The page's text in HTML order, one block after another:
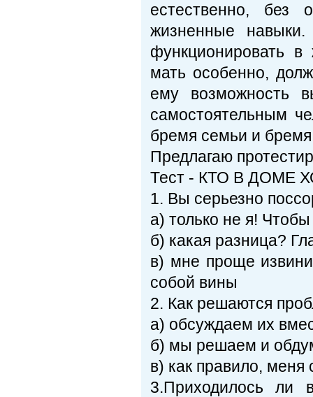
естественно, без
жизненные
функционировать
мать особенно,
ему возможность
самостоятельным
бремя семьи и
Предлагаю
Тест - КТО В ДОМЕ
1. Вы серьезно
а) только не я!
б) какая разница?
в) мне проще
собой вины
2. Как решаются
a) обсуждаем их
б) мы решаем и
в) как правило, меня
3.Приходилось ли